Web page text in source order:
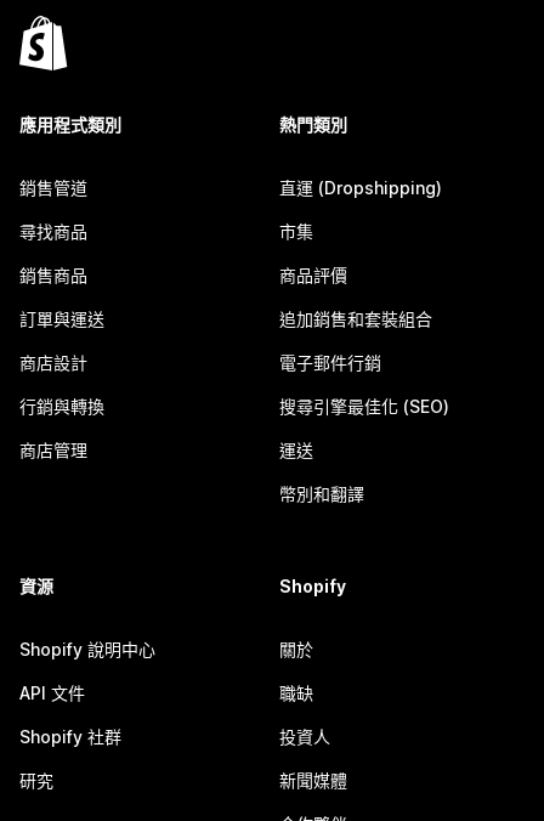
應用程式類別
銷售管道
尋找商品
銷售商品
訂單與運送
商店設計
行銷與轉換
商店管理
熱門類別
直運 (Dropshipping)
市集
商品評價
追加銷售和套裝組合
電子郵件行銷
搜尋引擎最佳化 (SEO)
運送
幣別和翻譯
資源
Shopify 說明中心
API 文件
Shopify 社群
研究
Shopify
關於
職缺
投資人
新聞媒體